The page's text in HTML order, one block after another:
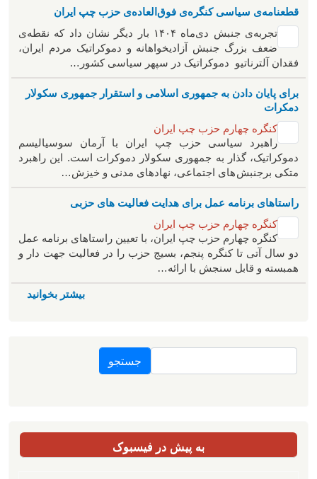
قطعنامه‌ی سیاسی کنگره‌ی فوق‌العاده‌ی حزب چپ ایران
تجربه‌ی جنبش دی‌ماه ۱۴۰۴ بار دیگر نشان داد که نقطه‌ی
ضعف بزرگ جنبش آزادیخواهانه و دموکراتیک مردم ایران،
فقدان آلترناتیو دموکراتیک در سپهر سیاسی کشور…
برای پایان دادن به جمهوری اسلامی و استقرار جمهوری سکولار
دمکرات
کنگره چهارم حزب چپ ایران
راهبرد سياسی حزب چپ ایران با آرمان سوسیالیسم
دموکراتیک، گذار به جمهوری سکولار دموکرات است. این راهبرد
متکی برجنبش های اجتماعی، نهادهای مدنی و خیزش‌…
راستاهای برنامه عمل برای هدایت فعالیت های حزبی
کنگره چهارم حزب چپ ایران
کنگره چهارم حزب چپ ایران، با تعیین راستاهای برنامه عمل
دو سال آتی تا کنگره پنجم، بسیج حزب را در فعالیت جهت دار و
همبسته و قابل سنجش با ارائه…
بیشتر بخوانید
جستجو
به پیش در فیسبوک